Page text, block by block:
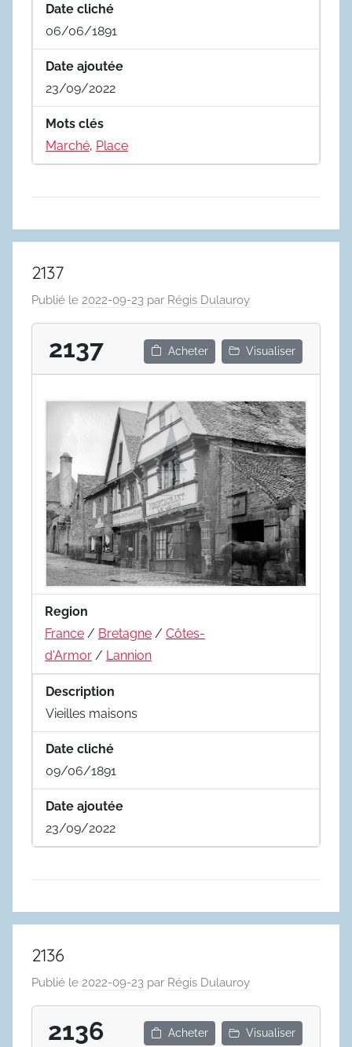
Date cliché
06/06/1891
Date ajoutée
23/09/2022
Mots clés
Marché, Place
2137
Publié le 2022-09-23 par Régis Dulauroy
2137 Acheter Visualiser
Region
France / Bretagne / Côtes-
d'Armor / Lannion
Description
Vieilles maisons
Date cliché
09/06/1891
Date ajoutée
23/09/2022
2136
Publié le 2022-09-23 par Régis Dulauroy
2136 Acheter Visualiser